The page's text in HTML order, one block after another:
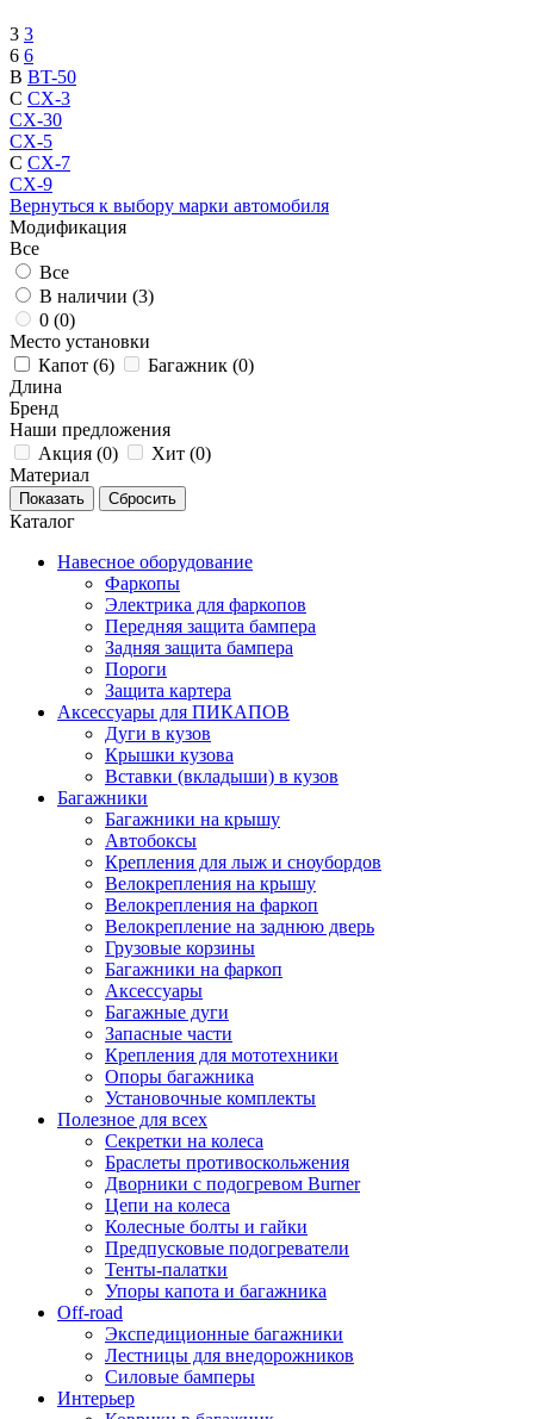
3 3
6 6
B BT-50
C CX-3
CX-30
CX-5
C CX-7
CX-9
Вернуться к выбору марки автомобиля
Модификация
Все
Все
В наличии (3)
0 (0)
Место установки
Капот (6) Багажник (0)
Длина
Бренд
Наши предложения
Акция (0) Хит (0)
Материал
Каталог
Навесное оборудование
Фаркопы
Электрика для фаркопов
Передняя защита бампера
Задняя защита бампера
Пороги
Защита картера
Аксессуары для ПИКАПОВ
Дуги в кузов
Крышки кузова
Вставки (вкладыши) в кузов
Багажники
Багажники на крышу
Автобоксы
Крепления для лыж и сноубордов
Велокрепления на крышу
Велокрепления на фаркоп
Велокрепление на заднюю дверь
Грузовые корзины
Багажники на фаркоп
Аксессуары
Багажные дуги
Запасные части
Крепления для мототехники
Опоры багажника
Установочные комплекты
Полезное для всех
Секретки на колеса
Браслеты противоскольжения
Дворники с подогревом Burner
Цепи на колеса
Колесные болты и гайки
Предпусковые подогреватели
Тенты-палатки
Упоры капота и багажника
Off-road
Экспедиционные багажники
Лестницы для внедорожников
Силовые бамперы
Интерьер